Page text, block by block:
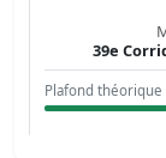
39e
Plafond théorique